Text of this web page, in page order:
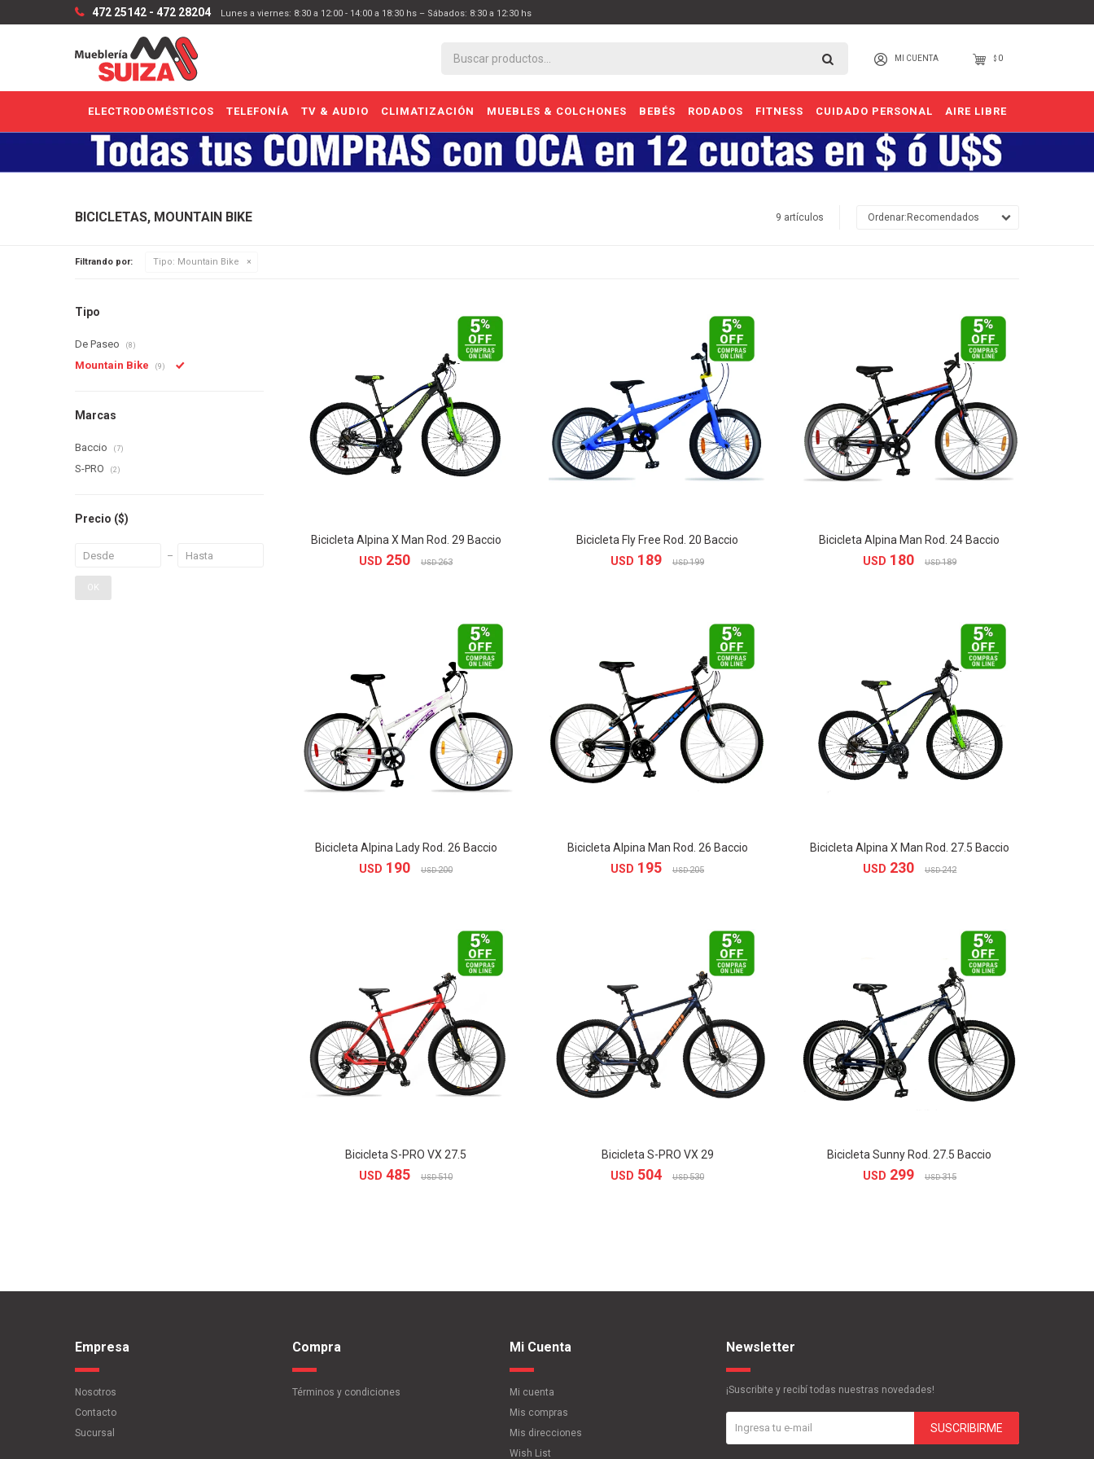
ELECTRODOMÉSTICOS TELEFONÍA TV & AUDIO CLIMATIZACIÓN MUEBLES & COLCHONES BEBÉS RODADOS FITNESS CUIDADO PERSONAL AIRE LIBRE
$ 0
472 25142 - 472 28204 Lunes a viernes: 8:30 a 12:00 - 14:00 a 18:30 hs – Sábados: 8:30 a 12:30 hs
BICICLETAS, MOUNTAIN BIKE 9 artículos Recomendados
Filtrando por: Tipo: Mountain Bike
Bicicleta Alpina X Man Rod. 29 Baccio
USD 250 USD 263
Bicicleta Fly Free Rod. 20 Baccio
USD 189 USD 199
Bicicleta Alpina Man Rod. 24 Baccio
USD 180 USD 189
Bicicleta Alpina Lady Rod. 26 Baccio
USD 190 USD 200
Bicicleta Alpina Man Rod. 26 Baccio
USD 195 USD 205
Bicicleta Alpina X Man Rod. 27.5 Baccio
USD 230 USD 242
Bicicleta S-PRO VX 27.5
USD 485 USD 510
Bicicleta S-PRO VX 29
USD 504 USD 530
Bicicleta Sunny Rod. 27.5 Baccio
USD 299 USD 315
Tipo
De Paseo (8)
Mountain Bike (9)
Marcas
Baccio (7)
S-PRO (2)
Precio ($)
OK
Empresa
Nosotros
Contacto
Sucursal
Compra
Términos y condiciones
Mi Cuenta
Mi cuenta
Mis compras
Mis direcciones
Wish List
Newsletter
¡Suscribite y recibí todas nuestras novedades!
SUSCRIBIRME